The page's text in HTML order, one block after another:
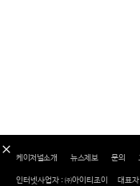
케이저널소개 뉴스제보 문의
인터넷사업자 : ㈜아이티조이 대표